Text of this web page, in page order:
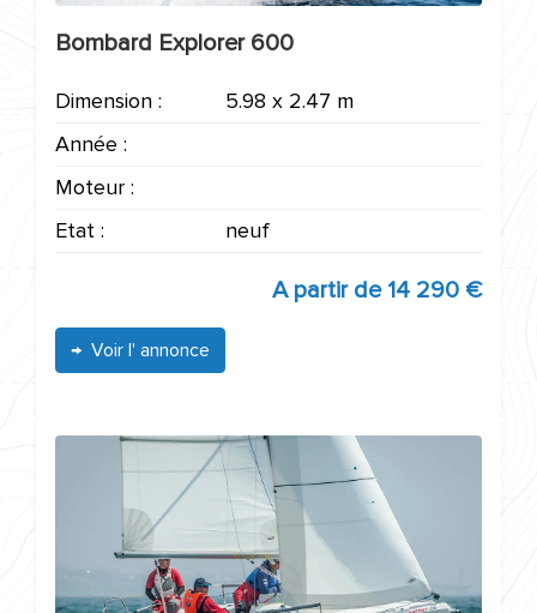
Bombard Explorer 600
Dimension :
5.98 x 2.47 m
Année :
Moteur :
Etat :
neuf
A partir de14 290 €
Voir l' annonce